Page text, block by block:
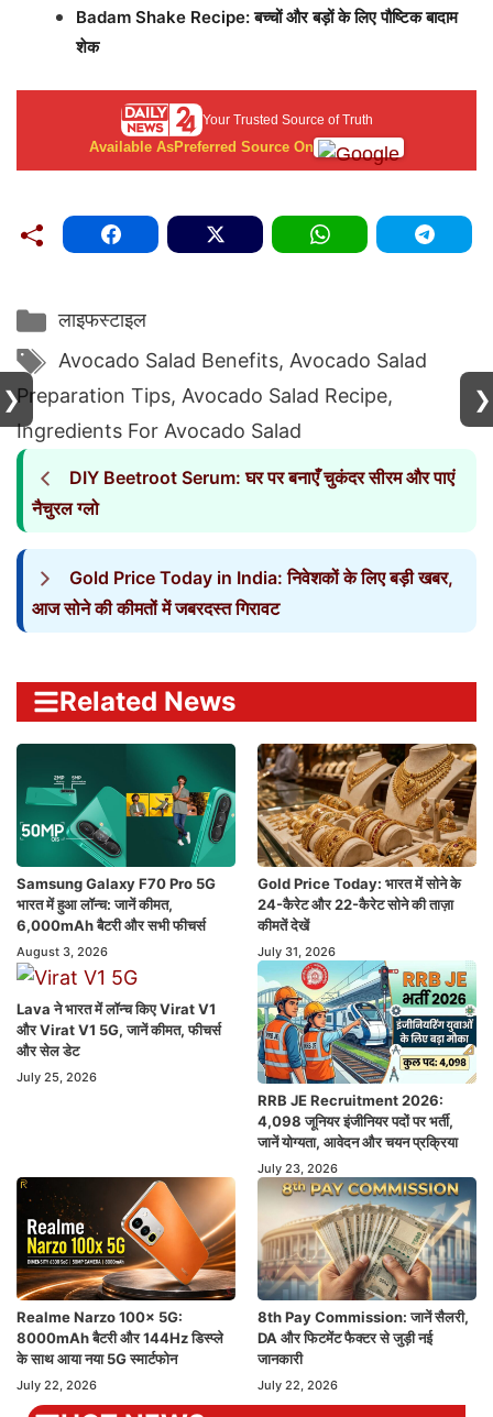
Badam Shake Recipe: बच्चों और बड़ों के लिए पौष्टिक बादाम
शेक
Your Trusted Source of Truth
Available AsPreferred Source On
Categories
लाइफस्टाइल
Tags
Avocado Salad Benefits, Avocado Salad
Preparation Tips, Avocado Salad Recipe,
Ingredients For Avocado Salad
DIY Beetroot Serum: घर पर बनाएँ चुकंदर सीरम और पाएं
नैचुरल ग्लो
Gold Price Today in India: निवेशकों के लिए बड़ी खबर,
आज सोने की कीमतों में जबरदस्त गिरावट
Related News
Samsung Galaxy F70 Pro 5G
भारत में हुआ लॉन्च: जानें कीमत,
6,000mAh बैटरी और सभी फीचर्स
August 3, 2026
Gold Price Today: भारत में सोने के
24-कैरेट और 22-कैरेट सोने की ताज़ा
कीमतें देखें
July 31, 2026
Lava ने भारत में लॉन्च किए Virat V1
और Virat V1 5G, जानें कीमत, फीचर्स
और सेल डेट
July 25, 2026
RRB JE Recruitment 2026:
4,098 जूनियर इंजीनियर पदों पर भर्ती,
जानें योग्यता, आवेदन और चयन प्रक्रिया
July 23, 2026
Realme Narzo 100x 5G:
8000mAh बैटरी और 144Hz डिस्प्ले
के साथ आया नया 5G स्मार्टफोन
July 22, 2026
8th Pay Commission: जानें सैलरी,
DA और फिटमेंट फैक्टर से जुड़ी नई
जानकारी
July 22, 2026
❯ ❯